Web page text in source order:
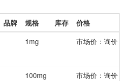
品牌 规格 库存
价格
1mg 市场价： 询价
100mg 市场价： 询价